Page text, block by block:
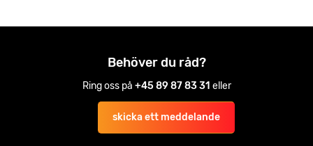
Behöver du råd?
Ring oss på +45 89 87 83 31 eller
skicka ett meddelande